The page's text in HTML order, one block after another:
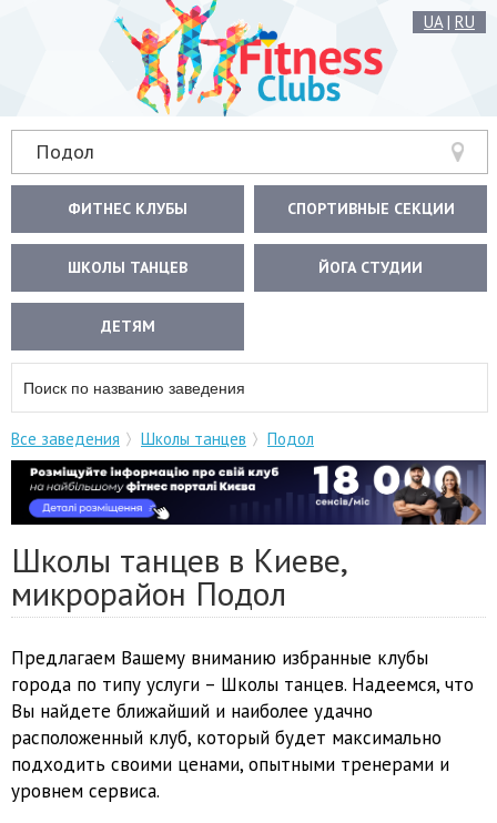
UA| RU
Подол
ФИТНЕС КЛУБЫ СПОРТИВНЫЕ СЕКЦИИ
ШКОЛЫ ТАНЦЕВ ЙОГА СТУДИИ
ДЕТЯМ
Все заведения Школы танцев Подол
Школы танцев в Киеве,
микрорайон Подол
Предлагаем Вашему вниманию избранные клубы
города по типу услуги – Школы танцев. Надеемся, что
Вы найдете ближайший и наиболее удачно
расположенный клуб, который будет максимально
подходить своими ценами, опытными тренерами и
уровнем сервиса.